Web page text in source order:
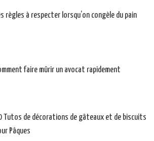
règles à respecter lorsqu’on congèle du pain
faire mûrir un avocat rapidement
Tutos de décorations de gâteaux et de biscuits
Pâques